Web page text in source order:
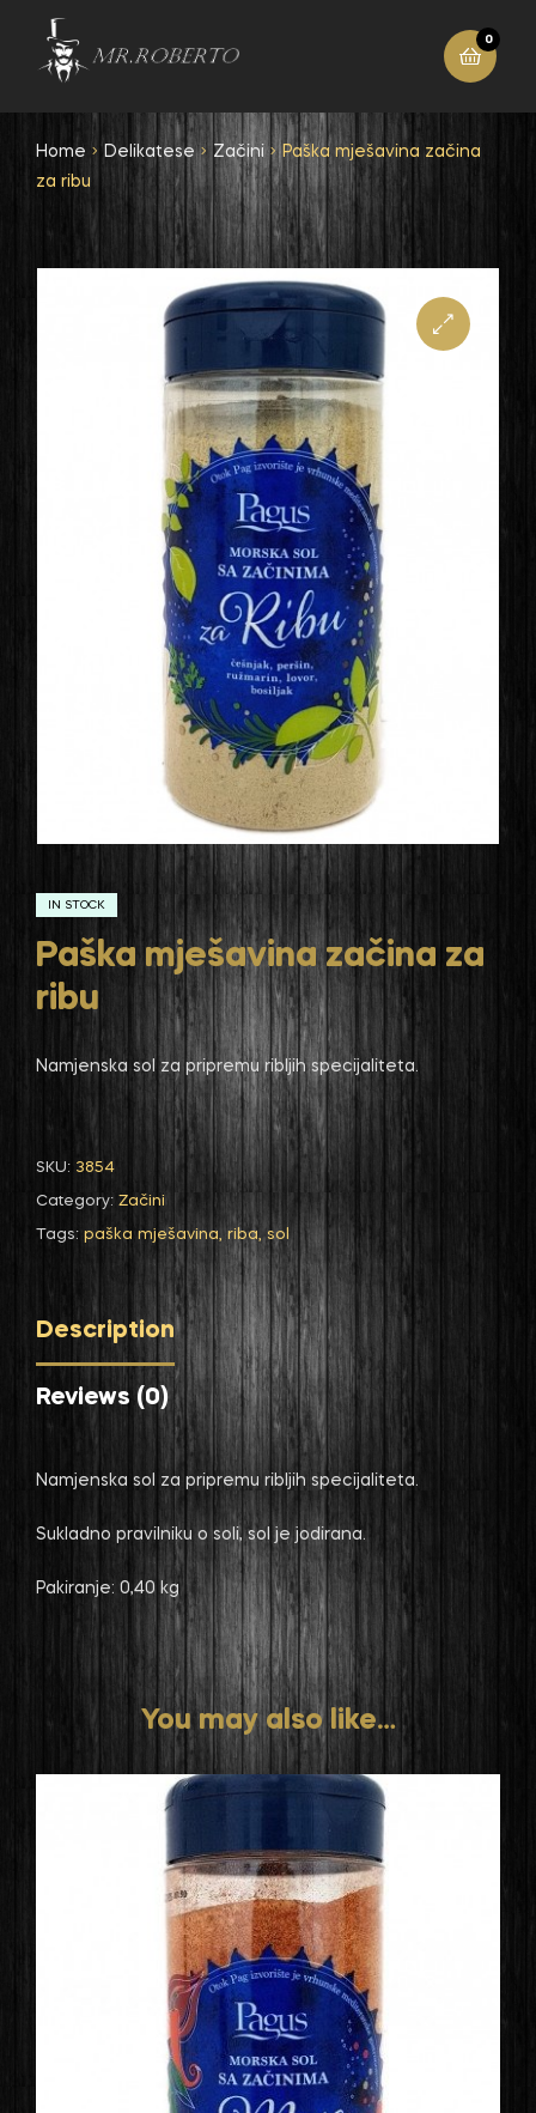
0
Home Delikatese Začini
Paška mješavina začina
za ribu
IN STOCK
Paška mješavina začina za
ribu
Namjenska sol za pripremu ribljih specijaliteta.
SKU: 3854
Category: Začini
Tags: paška mješavina, riba,sol
Description
Reviews (0)
Namjenska sol za pripremu ribljih specijaliteta.
Sukladno pravilniku o soli, sol je jodirana.
Pakiranje: 0,40 kg
You may also like…